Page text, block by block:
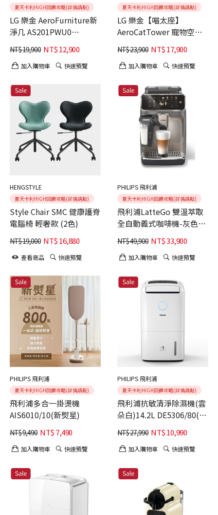
夏天卡利HIGH回饋攻略(詳情請點)
LG 樂金 AeroFurniture新
淨几 AS201PWU0
AS201PBK0邊桌設計 + 空
氣清淨機 奶茶棕
NT$19,900 NT$12,900
加入購物車 快速預覽
夏天卡利HIGH回饋攻略(詳情請點)
LG 樂金【喵太座】
AeroCatTower 寵物空氣
清淨機 (智慧加熱貓窩/寵
物秤/AS251CBZ0)
NT$23,900 NT$17,900
加入購物車 快速預覽
HENGSTYLE
夏天卡利HIGH回饋攻略(詳情請點)
Style Chair SMC 健康護脊
電腦椅 輕奢款 (2色)
NT$19,000 NT$16,880
查看商品 快速預覽
PHILIPS 飛利浦
夏天卡利HIGH回饋攻略(詳情請點)
飛利浦LatteGo 雙溫萃取
全自動義式咖啡機-灰色(
EP5548/62) 贈18包湛盧咖
啡豆
NT$49,900 NT$33,900
加入購物車 快速預覽
PHILIPS 飛利浦
夏天卡利HIGH回饋攻略(詳情請點)
飛利浦多合一掛燙機
AIS6010/10(新熨星)
NT$9,490 NT$7,490
加入購物車 快速預覽
PHILIPS 飛利浦
夏天卡利HIGH回饋攻略(詳情請點)
飛利浦抗敏清淨除濕機(雲
朵白)14.2L DE5306/80(適
用18坪) 加贈濾網*1
NT$27,990 NT$10,990
加入購物車 快速預覽